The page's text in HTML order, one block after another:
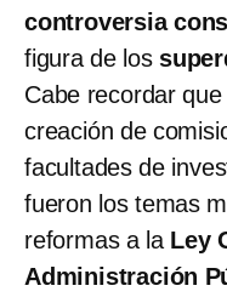
controversia
figura de los
Cabe recordar
creación de
facultades de
fueron los temas
reformas a la Ley
Administración